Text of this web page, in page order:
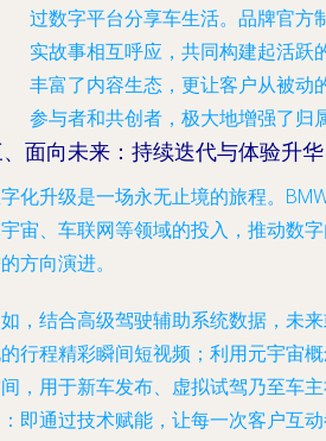
过数字平台分享车生活。品牌官方
实故事相互呼应，共同构建起活跃
丰富了内容生态，更让客户从被动
参与者和共创者，极大地增强了归
面向未来：持续迭代与体验升华
化升级是一场永无止境的旅程。
宙、车联网等领域的投入，推动数
方向演进。
，结合高级驾驶辅助系统数据，未
行程精彩瞬间短视频；利用元宇宙
，用于新车发布、虚拟试驾乃至车
即通过技术赋能，让每一次客户互